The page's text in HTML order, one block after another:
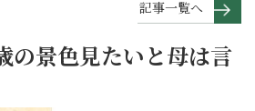
記事一覧へ
の景色見たいと母は言